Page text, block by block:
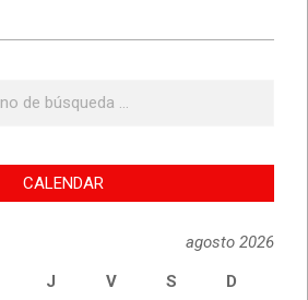
CALENDAR
agosto 2026
J V S D